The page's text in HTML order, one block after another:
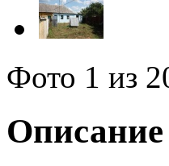
Фото 1 из
Описание